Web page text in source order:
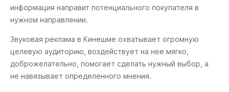
информация направит потенциального покупателя в
нужном направлении.
Звуковая реклама в Кинешме охватывает огромную
целевую аудиторию, воздействует на нее мягко,
доброжелательно, помогает сделать нужный выбор, а
не навязывает определенного мнения.